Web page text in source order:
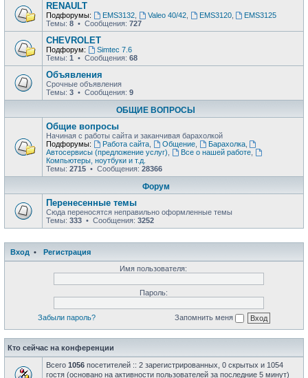
RENAULT
Подфорумы: EMS3132, Valeo 40/42, EMS3120,
EMS3125
Темы: 8 • Сообщения: 727
CHEVROLET
Подфорум:
Simtec 7.6
Темы: 1 • Сообщения: 68
Объявления
Срочные объявления
Темы: 3 • Сообщения: 9
ОБЩИЕ ВОПРОСЫ
Общие вопросы
Начиная с работы сайта и заканчивая барахолкой
Подфорумы:
Работа сайта, Общение, Барахолка,
Автосервисы (предложение услуг)
Все о нашей работе,
Компьютеры, ноутбуки и т.д.
Темы: 2715 • Сообщения: 28366
Форум
Перенесенные темы
Сюда переносятся неправильно оформленные темы
Темы: 333 • Сообщения: 3252
Вход •
Регистрация
Имя пользователя:
Пароль:
Забыли пароль? Запомнить меня
Кто сейчас на конференции
Всего 1056 посетителей :: 2 зарегистрированных, 0 скрытых и 1054
гостя (основано на активности пользователей за последние 5 минут)